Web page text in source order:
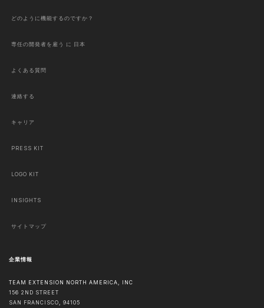
どのように機能するのですか？
専任の開発者を雇う に 日本
よくある質問
連絡する
キャリア
PRESS KIT
LOGO KIT
INSIGHTS
サイトマップ
企業情報
TEAM EXTENSION NORTH AMERICA, INC
156 2ND STREET
SAN FRANCISCO, 94105